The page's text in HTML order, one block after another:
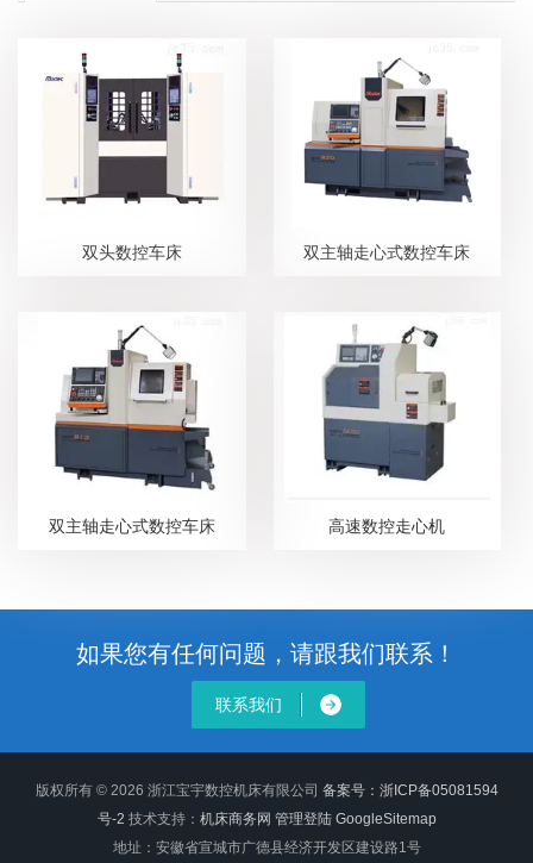
双头数控车床 双主轴走心式数控车床
双主轴走心式数控车床 高速数控走心机
如果您有任何问题，请跟我们联系！
联系我们
版权所有 © 2026 浙江宝宇数控机床有限公司 备案号：浙ICP备05081594
号-2 技术支持： 机床商务网 管理登陆 GoogleSitemap
地址：安徽省宣城市广德县经济开发区建设路1号